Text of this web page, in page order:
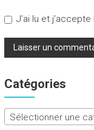
J’ai lu et j’accepte
Catégories
Sélectionner une